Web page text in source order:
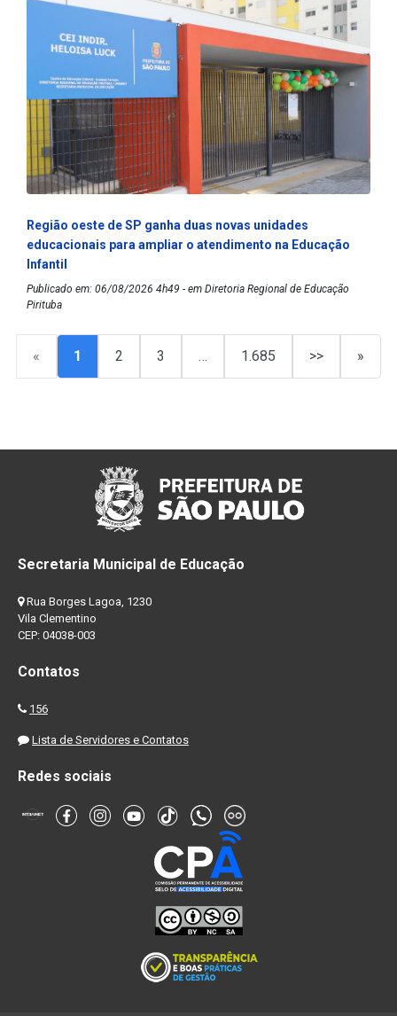
Região oeste de SP ganha duas novas unidades
educacionais para ampliar o atendimento na Educação
Infantil
Publicado em: 06/08/2026 4h49 - em Diretoria Regional de Educação
Pirituba
« 1 2 3 … 1.685 >> »
Secretaria Municipal de Educação
Rua Borges Lagoa, 1230
Vila Clementino
CEP: 04038-003
Contatos
156
Lista de Servidores e Contatos
Redes sociais